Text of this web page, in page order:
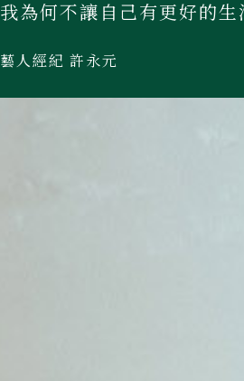
我為何不讓自己有更好的生
藝人經紀 許永元